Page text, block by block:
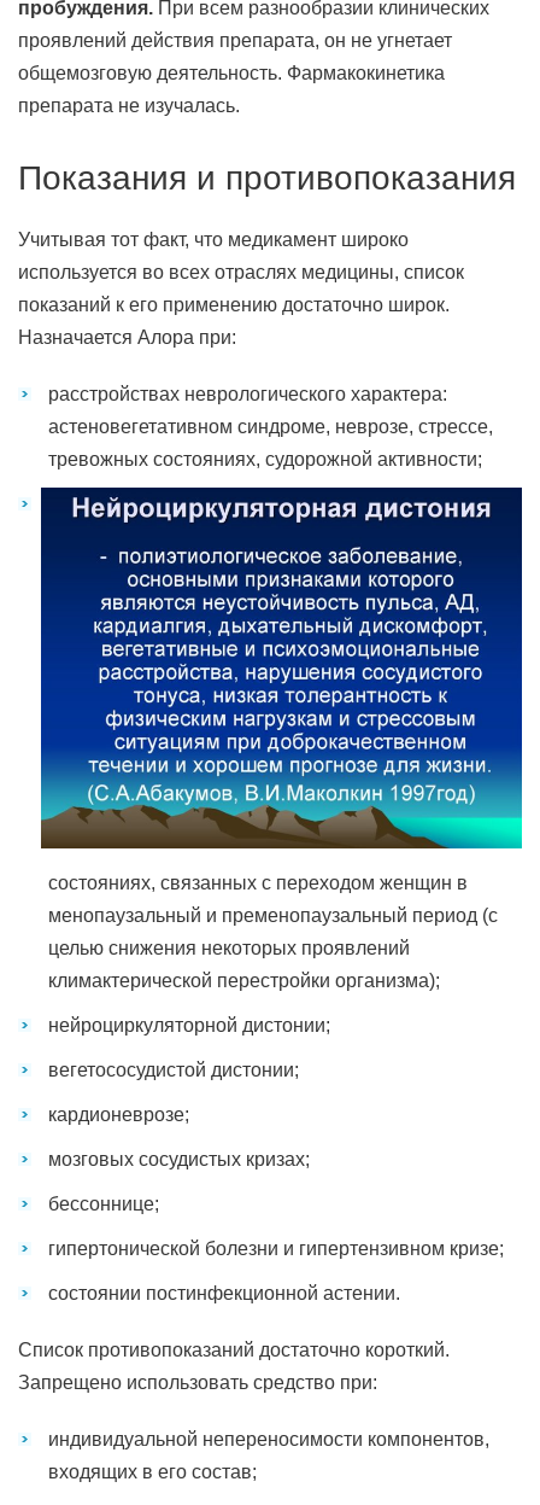
пробуждения. При всем разнообразии клинических
проявлений действия препарата, он не угнетает
общемозговую деятельность. Фармакокинетика
препарата не изучалась.
Показания и противопоказания
Учитывая тот факт, что медикамент широко
используется во всех отраслях медицины, список
показаний к его применению достаточно широк.
Назначается Алора при:
расстройствах неврологического характера:
астеновегетативном синдроме, неврозе, стрессе,
тревожных состояниях, судорожной активности;
состояниях, связанных с переходом женщин в
менопаузальный и пременопаузальный период (с
целью снижения некоторых проявлений
климактерической перестройки организма);
нейроциркуляторной дистонии;
вегетососудистой дистонии;
кардионеврозе;
мозговых сосудистых кризах;
бессоннице;
гипертонической болезни и гипертензивном кризе;
состоянии постинфекционной астении.
Список противопоказаний достаточно короткий.
Запрещено использовать средство при:
индивидуальной непереносимости компонентов,
входящих в его состав;